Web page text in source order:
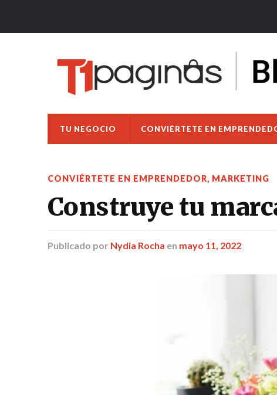
TU NEGOCIO CONVIÉRTETE EN
CONVIÉRTETE EN EMPRENDEDOR, MARKETING
Construye tu
Publicado por Nydia Rocha en mayo 11, 2022